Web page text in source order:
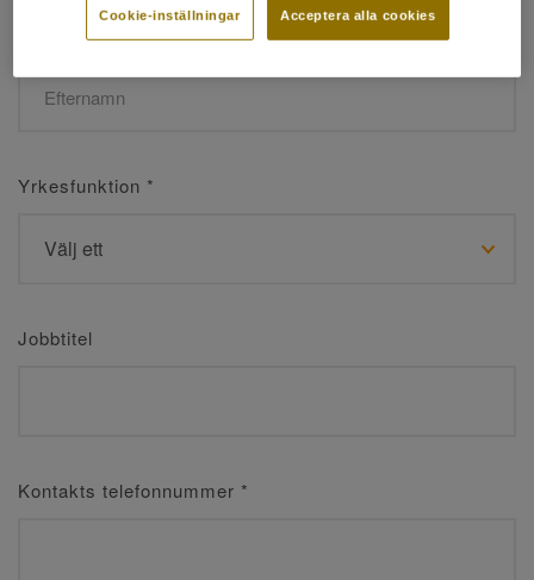
Efternamn*
Yrkesfunktion *
Jobbtitel
Kontakts telefonnummer *
Acceptera alla cookies
Cookie-inställningar